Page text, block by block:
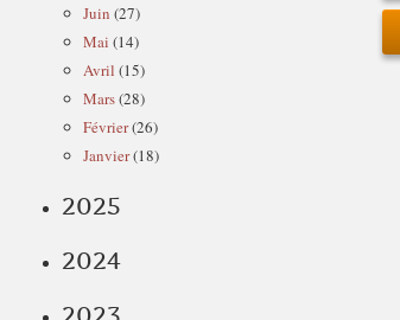
Juin (27)
Mai (14)
Avril (15)
Mars(28)
Février(26)
Janvier(18)
2025
2024